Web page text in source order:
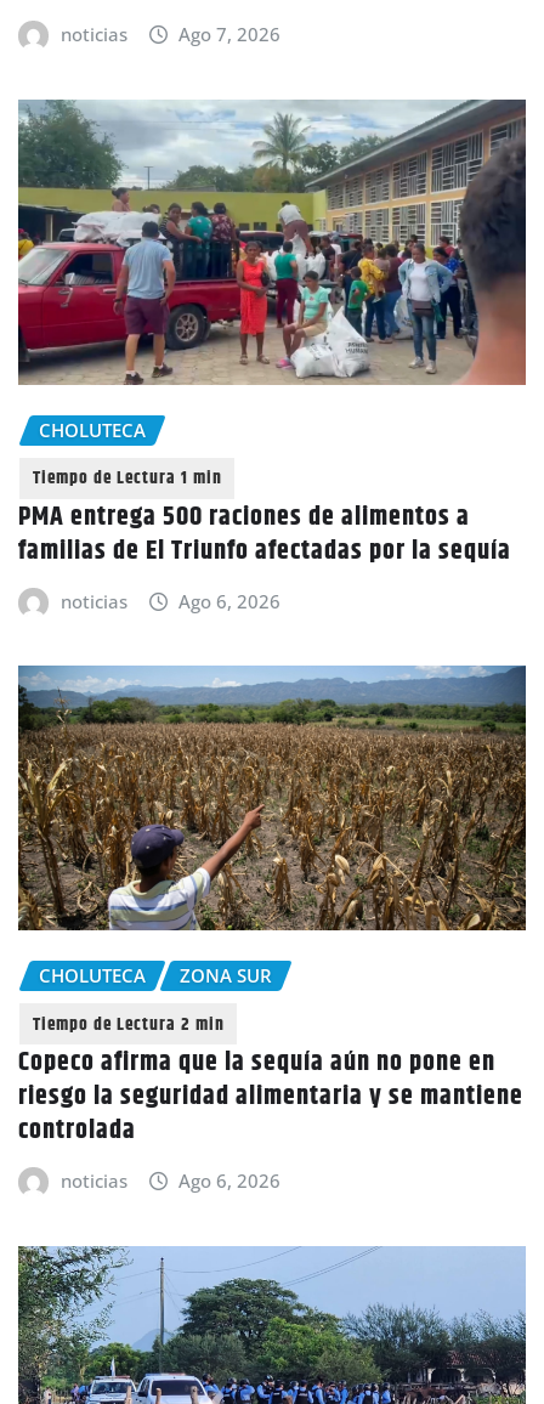
noticias Ago 7, 2026
CHOLUTECA
PMA entrega 500 raciones de alimentos a
familias de El Triunfo afectadas por la sequía
noticias Ago 6, 2026
CHOLUTECA ZONA SUR
Copeco afirma que la sequía aún no pone en
riesgo la seguridad alimentaria y se mantiene
controlada
noticias Ago 6, 2026